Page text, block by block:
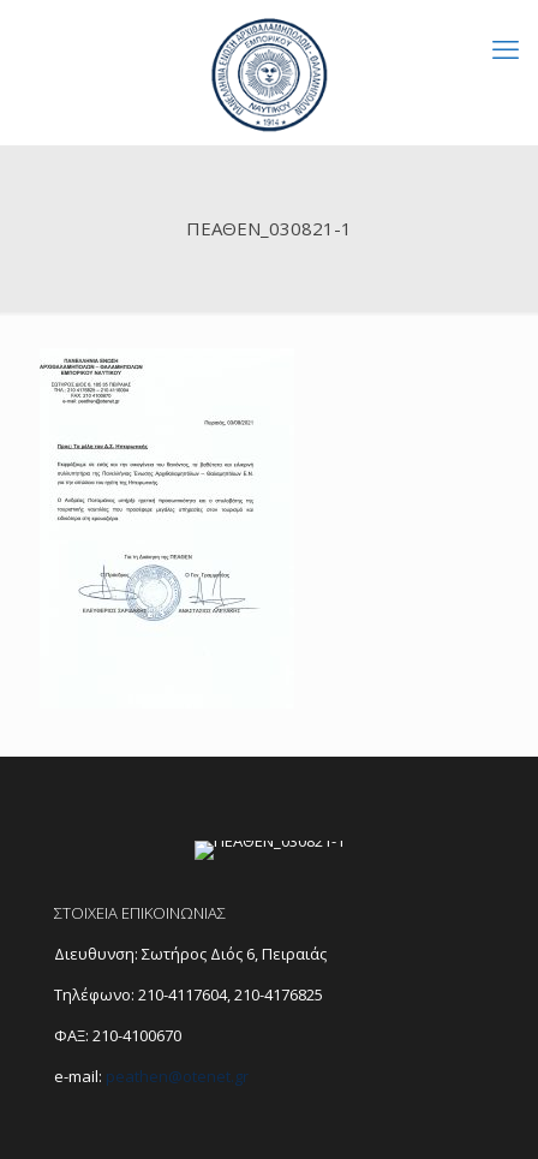
ΠΕΑΘΕΝ_030821-1
ΣΤΟΙΧΕΙΑ ΕΠΙΚΟΙΝΩΝΙΑΣ
Διευθυνση: Σωτήρος Διός 6, Πειραιάς
Τηλέφωνο: 210-4117604,210-4176825
ΦΑΞ: 210-4100670
e-mail: peathen@otenet.gr